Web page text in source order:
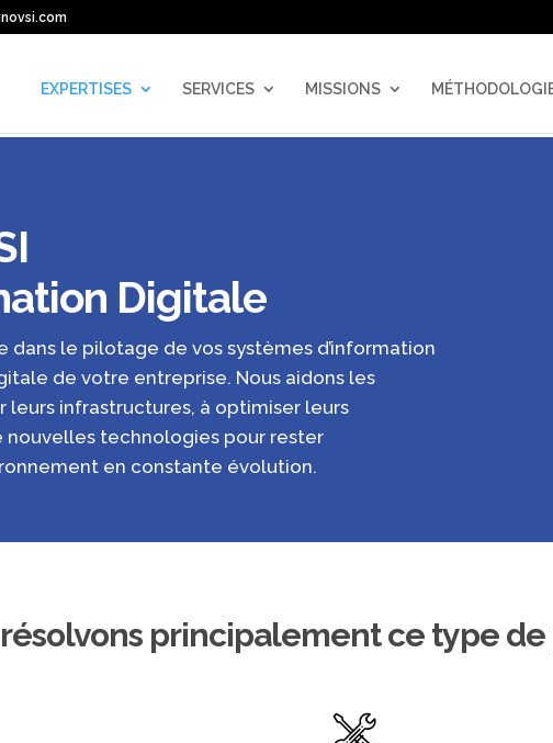
EXPERTISES SERVICES MISSIONS
Digitale
dans le pilotage de vos systèmes d’information
de votre entreprise. Nous aidons les
leurs infrastructures, à optimiser leurs
nouvelles technologies pour rester
en constante évolution.
principalement ce type